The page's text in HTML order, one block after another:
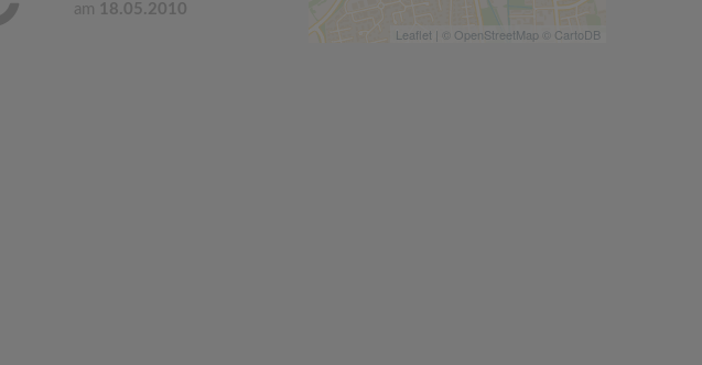
am 18.05.2010
Leaflet | © OpenStreetMap © CartoDB